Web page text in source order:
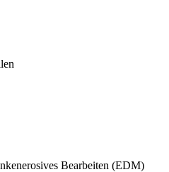
Bearbeiten (EDM)